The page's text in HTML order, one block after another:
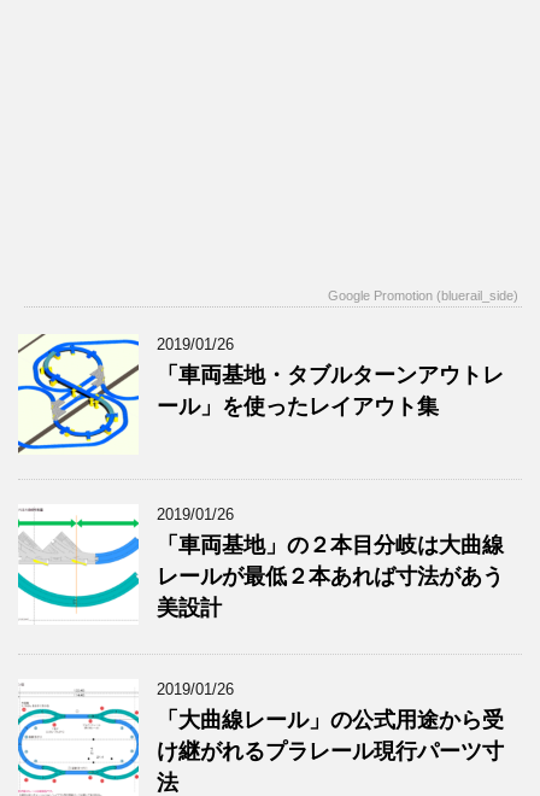
Google Promotion (bluerail_side)
2019/01/26
「車両基地・タブルターンアウトレ
ール」を使ったレイアウト集
2019/01/26
「車両基地」の２本目分岐は大曲線
レールが最低２本あれば寸法があう
美設計
2019/01/26
「大曲線レール」の公式用途から受
け継がれるプラレール現行パーツ寸
法